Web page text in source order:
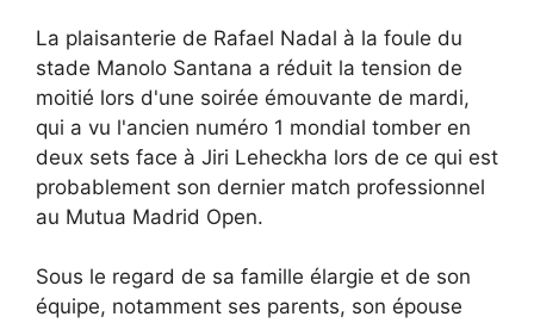
La plaisanterie de Rafael Nadal à la foule du
stade Manolo Santana a réduit la tension de
moitié lors d'une soirée émouvante de mardi,
qui a vu l'ancien numéro 1 mondial tomber en
deux sets face à Jiri Leheckha lors de ce qui est
probablement son dernier match professionnel
au Mutua Madrid Open.
Sous le regard de sa famille élargie et de son
équipe, notamment ses parents, son épouse